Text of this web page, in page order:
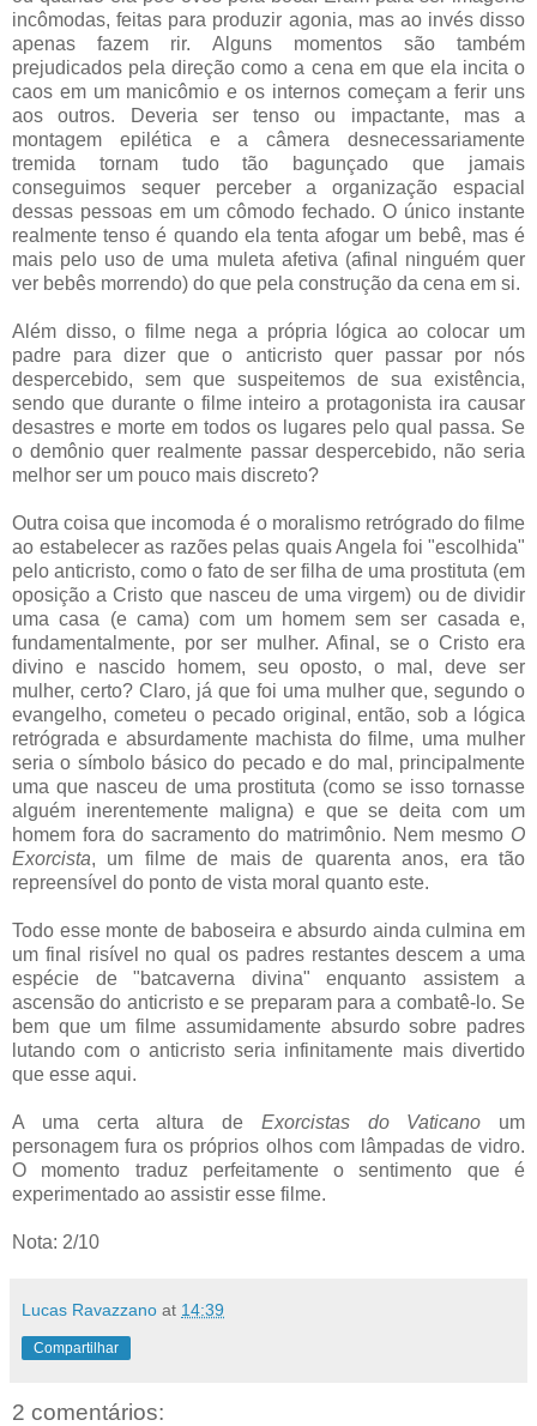
incômodas, feitas para produzir agonia, mas ao invés disso
apenas fazem rir. Alguns momentos são também
prejudicados pela direção como a cena em que ela incita o
caos em um manicômio e os internos começam a ferir uns
aos outros. Deveria ser tenso ou impactante, mas a
montagem epilética e a câmera desnecessariamente
tremida tornam tudo tão bagunçado que jamais
conseguimos sequer perceber a organização espacial
dessas pessoas em um cômodo fechado. O único instante
realmente tenso é quando ela tenta afogar um bebê, mas é
mais pelo uso de uma muleta afetiva (afinal ninguém quer
ver bebês morrendo) do que pela construção da cena em si.
Além disso, o filme nega a própria lógica ao colocar um
padre para dizer que o anticristo quer passar por nós
despercebido, sem que suspeitemos de sua existência,
sendo que durante o filme inteiro a protagonista ira causar
desastres e morte em todos os lugares pelo qual passa. Se
o demônio quer realmente passar despercebido, não seria
melhor ser um pouco mais discreto?
Outra coisa que incomoda é o moralismo retrógrado do filme
ao estabelecer as razões pelas quais Angela foi "escolhida"
pelo anticristo, como o fato de ser filha de uma prostituta (em
oposição a Cristo que nasceu de uma virgem) ou de dividir
uma casa (e cama) com um homem sem ser casada e,
fundamentalmente, por ser mulher. Afinal, se o Cristo era
divino e nascido homem, seu oposto, o mal, deve ser
mulher, certo? Claro, já que foi uma mulher que, segundo o
evangelho, cometeu o pecado original, então, sob a lógica
retrógrada e absurdamente machista do filme, uma mulher
seria o símbolo básico do pecado e do mal, principalmente
uma que nasceu de uma prostituta (como se isso tornasse
alguém inerentemente maligna) e que se deita com um
homem fora do sacramento do matrimônio. Nem mesmo O
Exorcista, um filme de mais de quarenta anos, era tão
repreensível do ponto de vista moral quanto este.
Todo esse monte de baboseira e absurdo ainda culmina em
um final risível no qual os padres restantes descem a uma
espécie de "batcaverna divina" enquanto assistem a
ascensão do anticristo e se preparam para a combatê-lo. Se
bem que um filme assumidamente absurdo sobre padres
lutando com o anticristo seria infinitamente mais divertido
que esse aqui.
A uma certa altura de Exorcistas do Vaticano um
personagem fura os próprios olhos com lâmpadas de vidro.
O momento traduz perfeitamente o sentimento que é
experimentado ao assistir esse filme.
Nota: 2/10
Lucas Ravazzano at 14:39
Compartilhar
2 comentários: